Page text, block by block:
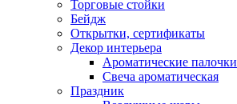
Торговые стойки
Бейдж
Открытки, сертификаты
Декор интерьера
Ароматические палочки
Свеча ароматическая
Праздник